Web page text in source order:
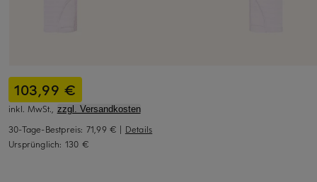
103,99 €
inkl. MwSt., zzgl. Versandkosten
30-Tage-Bestpreis: 71,99 € | Details
Ursprünglich: 130 €